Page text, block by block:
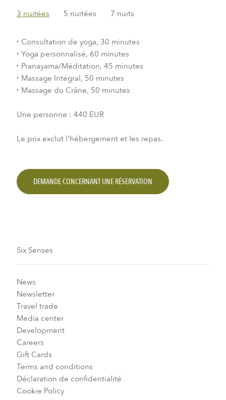
3 nuitées 5 nuitées 7 nuits
Consultation de yoga, 30 minutes
Yoga personnalisé, 60 minutes
Pranayama/Méditation, 45 minutes
Massage Intégral, 50 minutes
Massage du Crâne, 50 minutes
Une personne : 440 EUR
Le prix exclut l'hébergement et les repas.
DEMANDE CONCERNANT UNE RÉSERVATION
Six Senses
News
Newsletter
Travel trade
Media center
Development
Careers
Gift Cards
Terms and conditions
Déclaration de confidentialité
Cookie Policy